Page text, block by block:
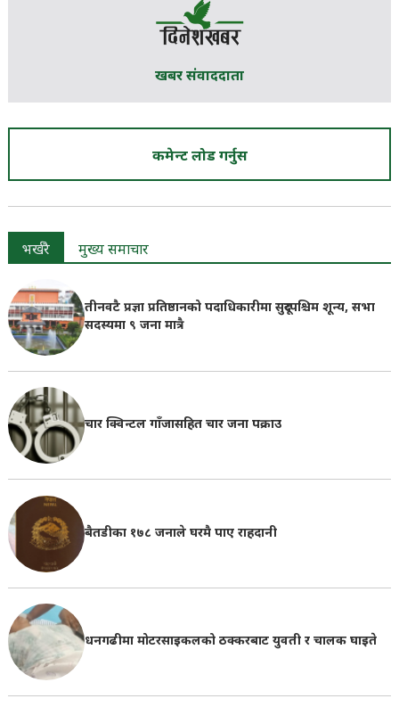
खबर संवाददाता
कमेन्ट लोड गर्नुस
भर्खरै मुख्य समाचार
तीनवटै प्रज्ञा प्रतिष्ठानको पदाधिकारीमा सुदूरपश्चिम शून्य, सभा
सदस्यमा ९ जना मात्रै
चार क्विन्टल गाँजासहित चार जना पक्राउ
बैतडीका १७८ जनाले घरमै पाए राहदानी
धनगढीमा मोटरसाइकलको ठक्करबाट युवती र चालक घाइते